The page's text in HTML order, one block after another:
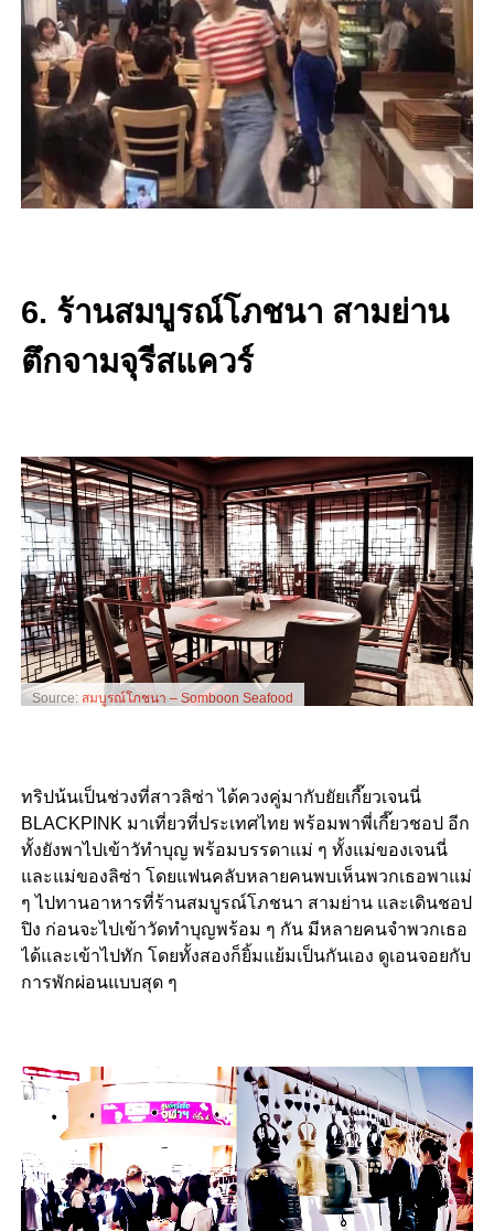
6. ร้านสมบูรณ์โภชนา สามย่าน
ตึกจามจุรีสแควร์
Source: สมบูรณ์โภชนา – Somboon Seafood
ทริปน้นเป็นช่วงที่สาวลิซ่า ได้ควงคู่มากับยัยเกี๊ยวเจนนี่
BLACKPINK มาเที่ยวที่ประเทศไทย พร้อมพาพี่เกี๊ยวชอป อีก
ทั้งยังพาไปเข้าวัทำบุญ พร้อมบรรดาแม่ ๆ ทั้งแม่ของเจนนี่
และแม่ของลิซ่า โดยแฟนคลับหลายคนพบเห็นพวกเธอพาแม่
ๆ ไปทานอาหารที่ร้านสมบูรณ์โภชนา สามย่าน และเดินชอป
ปิง ก่อนจะไปเข้าวัดทำบุญพร้อม ๆ กัน มีหลายคนจำพวกเธอ
ได้และเข้าไปทัก โดยทั้งสองก็ยิ้มแย้มเป็นกันเอง ดูเอนจอยกับ
การพักผ่อนแบบสุด ๆ